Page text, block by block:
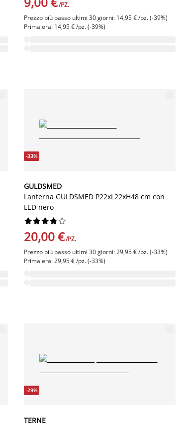
/PZ.
Prezzo più basso ultimi 30 giorni: 14,95 € /pz. (-39%)
Prima era: 14,95 € /pz. (-39%)
-33%
GULDSMED
Lanterna GULDSMED P22xL22xH48 cm con
LED nero






20,00 €/PZ.
Prezzo più basso ultimi 30 giorni: 29,95 € /pz. (-33%)
Prima era: 29,95 € /pz. (-33%)
-29%
TERNE